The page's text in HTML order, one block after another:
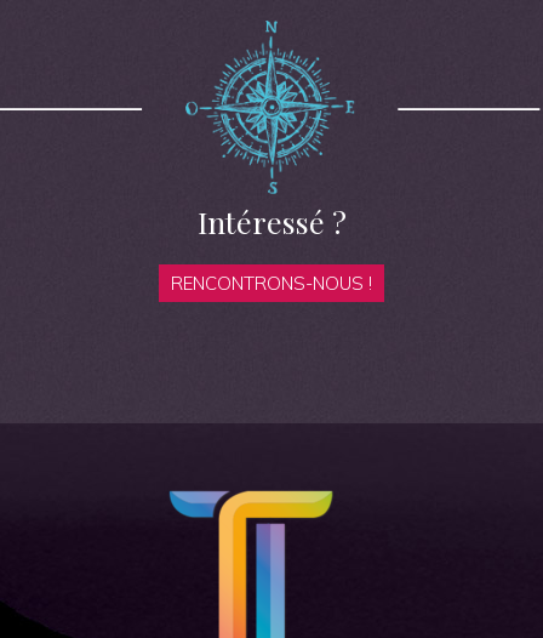
Intéressé ?
RENCONTRONS-NOUS !